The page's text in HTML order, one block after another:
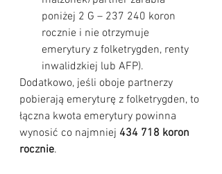
poniżej 2 G – 237 240 koron
rocznie i nie otrzymuje
emerytury z folketrygden, renty
inwalidzkiej lub AFP).
Dodatkowo, jeśli oboje partnerzy
pobierają emeryturę z folketrygden, to
łączna kwota emerytury powinna
wynosić co najmniej 434 718 koron
rocznie.